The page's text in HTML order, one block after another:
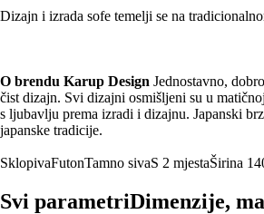
Dizajn i izrada sofe temelji se na
O brendu Karup Design Jednostavno,
čist dizajn. Svi dizajni osmišljeni su u
s ljubavlju prema izradi i dizajnu. Japanski
japanske tradicije.
SklopivaFutonTamno sivaS 2 mjestaŠirina
Svi parametriDimenzije,